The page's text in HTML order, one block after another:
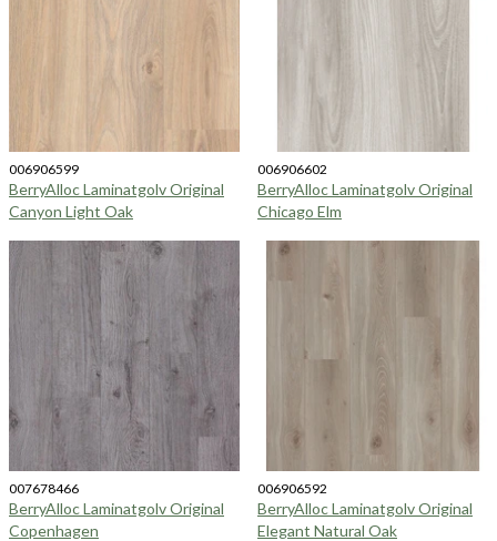
006906599
BerryAlloc Laminatgolv Original
Canyon Light Oak
006906602
BerryAlloc Laminatgolv Original
Chicago Elm
007678466
BerryAlloc Laminatgolv Original
Copenhagen
006906592
BerryAlloc Laminatgolv Original
Elegant Natural Oak